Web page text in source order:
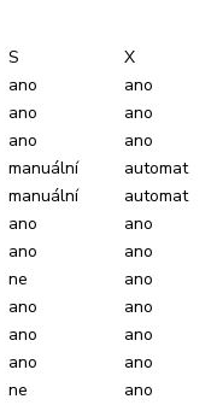
S
X
ano
ano
ano
ano
ano
ano
manuální
automat
manuální
automat
ano
ano
ano
ano
ne
ano
ano
ano
ano
ano
ano
ano
ne
ano